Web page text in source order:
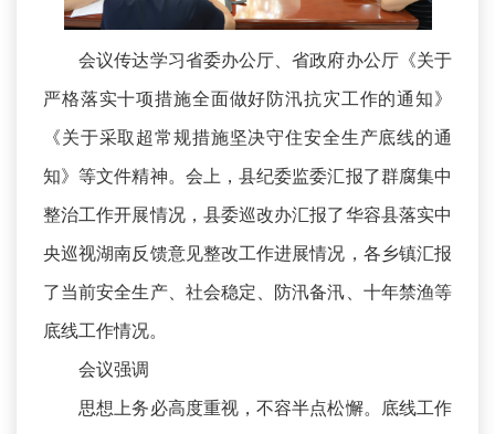
会议传达学习省委办公厅、省政府办公厅《关于
严格落实十项措施全面做好防汛抗灾工作的通知》
《关于采取超常规措施坚决守住安全生产底线的通
知》等文件精神。会上，县纪委监委汇报了群腐集中
整治工作开展情况，县委巡改办汇报了华容县落实中
央巡视湖南反馈意见整改工作进展情况，各乡镇汇报
了当前安全生产、社会稳定、防汛备汛、十年禁渔等
底线工作情况。
会议强调
思想上务必高度重视，不容半点松懈。底线工作